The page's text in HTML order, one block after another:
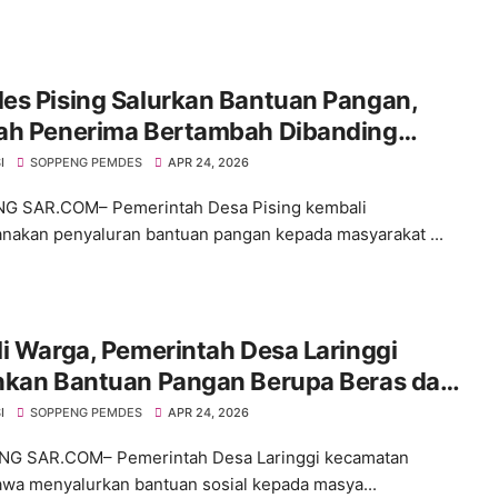
Pising Salurkan Bantuan Pangan,
Penerima Bertambah Dibanding
Lalu
SOPPENG PEMDES APR 24, 2026
SAR.COM– Pemerintah Desa Pising kembali
penyaluran bantuan pangan kepada masyarakat ...
Warga, Pemerintah Desa Laringgi
Bantuan Pangan Berupa Beras dan
Goreng.
SOPPENG PEMDES APR 24, 2026
SAR.COM– Pemerintah Desa Laringgi kecamatan
menyalurkan bantuan sosial kepada masya...